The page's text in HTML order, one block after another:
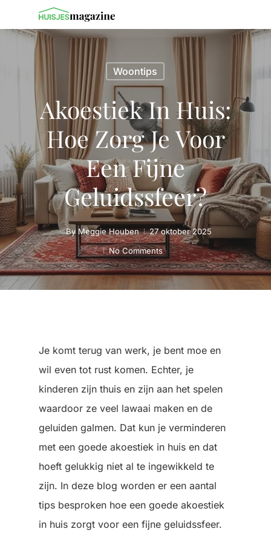
Woontips
Akoestiek In Huis:
Hoe Zorg Je Voor
Een Fijne
Geluidssfeer?
By Meggie Houben
27 oktober 2025
No Comments
Je komt terug van werk, je bent moe en
wil even tot rust komen. Echter, je
kinderen zijn thuis en zijn aan het spelen
waardoor ze veel lawaai maken en de
geluiden galmen. Dat kun je verminderen
met een goede akoestiek in huis en dat
hoeft gelukkig niet al te ingewikkeld te
zijn. In deze blog worden er een aantal
tips besproken hoe een goede akoestiek
in huis zorgt voor een fijne geluidssfeer.